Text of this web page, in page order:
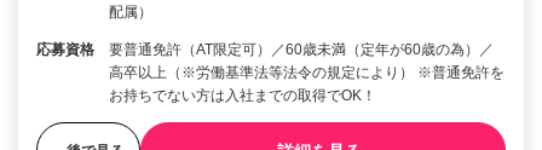
配属）
応募資格
要普通免許（AT限定可）／60歳未満（定年が60歳の為）／
高卒以上（※労働基準法等法令の規定により） ※普通免許を
お持ちでない方は入社までの取得でOK！